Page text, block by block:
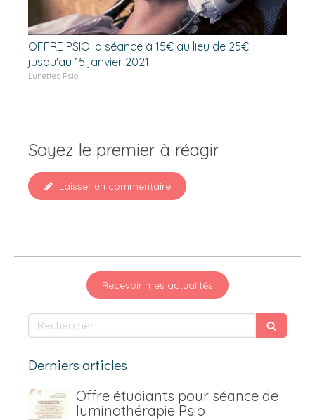
OFFRE PSIO la séance à 15€ au lieu de 25€
jusqu'au 15 janvier 2021
Lunettes Psio
Soyez le premier à réagir
Laisser un commentaire
Recevoir mes actualités
Rechercher
Derniers articles
Offre étudiants pour séance de
luminothérapie Psio